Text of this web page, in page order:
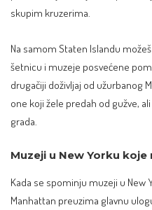
skupim kruzerima.​
Na samom Staten Islandu
šetnicu i muzeje posvećene
drugačiji doživljaj od užurbanog
one koji žele predah od gužve,
grada.​
Muzeji u New Yorku
Kada se spominju muzeji u New
Manhattan preuzima glavnu